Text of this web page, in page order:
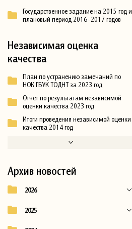
Государственное задание на 2015 год и
плановый период 2016–2017 годов
Независимая оценка
качества
План по устранению замечаний по
НОК ГБУК ТОДНТ за 2023 год
Отчет по результатам независимой
оценки качества 2023 год
Итоги проведения независимой оценки
качества 2014 год
Архив новостей
2026
2025